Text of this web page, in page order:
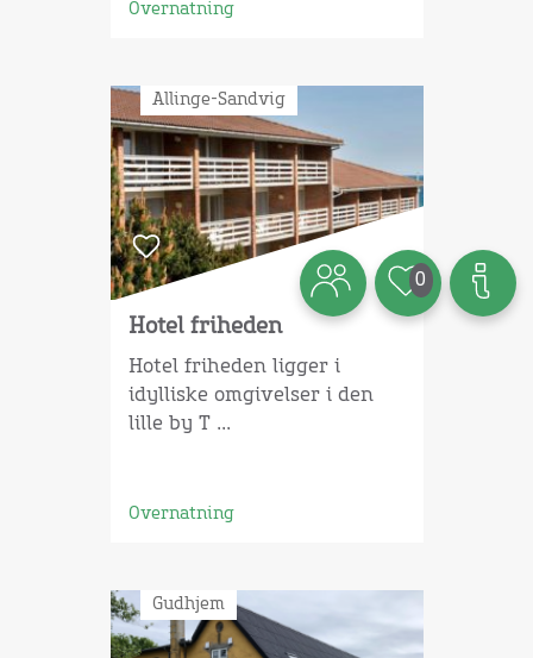
Overnatning
Allinge-Sandvig
Hotel friheden
Hotel friheden ligger i
idylliske omgivelser i den
lille by T ...
Overnatning
Gudhjem
0